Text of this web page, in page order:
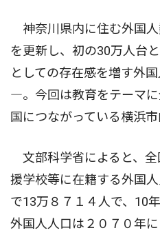
神奈川県内に住む外国
を更新し、初の30万人台
としての存在感を増す外
―。今回は教育をテーマ
国につながっている横浜
文部科学省によると、
援学校等に在籍する外国
で13万８７１４人で、10
外国人人口は２０７０年